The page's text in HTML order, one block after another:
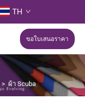
TH
ขอใบเสนอราคา
> ผ้า Scuba